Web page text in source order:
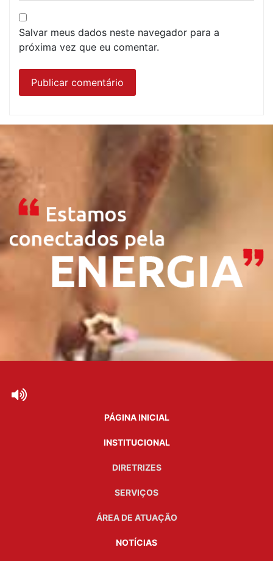
Salvar meus dados neste navegador para a
próxima vez que eu comentar.
PÁGINA INICIAL
INSTITUCIONAL
DIRETRIZES
SERVIÇOS
ÁREA DE ATUAÇÃO
NOTÍCIAS